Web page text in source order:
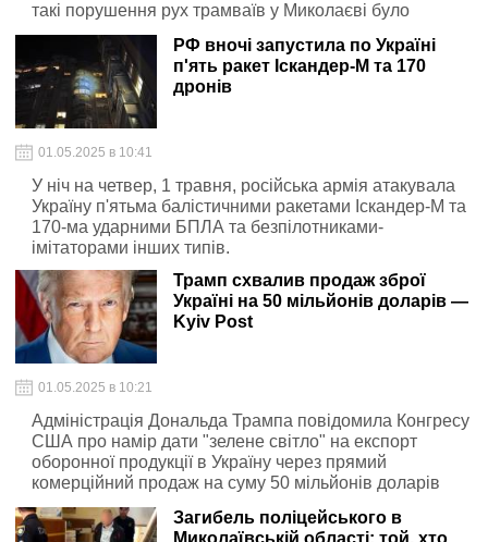
такі порушення рух трамваїв у Миколаєві було
зупинено на 190 хвилин.
РФ вночі запустила по Україні
п'ять ракет Іскандер-М та 170
дронів
01.05.2025 в 10:41
У ніч на четвер, 1 травня, російська армія атакувала
Україну п'ятьма балістичними ракетами Іскандер-М та
170-ма ударними БПЛА та безпілотниками-
імітаторами інших типів.
Трамп схвалив продаж зброї
Україні на 50 мільйонів доларів —
Kyiv Post
01.05.2025 в 10:21
Адміністрація Дональда Трампа повідомила Конгресу
США про намір дати "зелене світло" на експорт
оборонної продукції в Україну через прямий
комерційний продаж на суму 50 мільйонів доларів
або більше, повідомляє Kyiv Post.
Загибель поліцейського в
Миколаївській області: той, хто